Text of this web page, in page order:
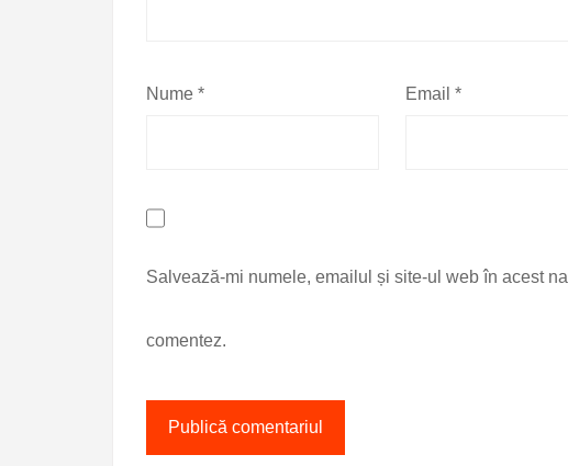
Nume * Email*
Salvează-mi numele, emailul și site-ul web în acest
comentez.